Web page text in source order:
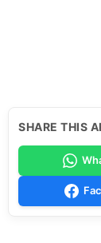
SHARE THIS